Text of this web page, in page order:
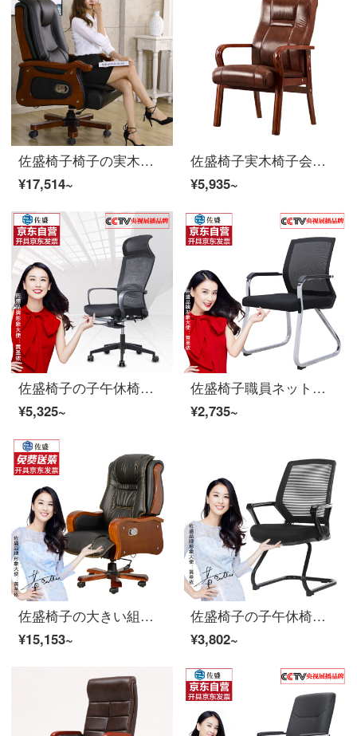
佐盛椅子椅子の実木総裁椅子の人体工学椅子は、回転椅子の西皮に横になることができます。
¥17,514~
佐盛椅子実木椅子会議椅子書斎椅子家庭麻雀椅子茶褐色西皮+ラテックススプリングシートシートシートシートクッション
¥5,935~
佐盛椅子の子午休椅子とレジャー椅子の椅子の社長椅子の社員椅子の人体工学椅子の回転椅子の帯は黒い足を踏みます。
¥5,325~
佐盛椅子職員ネットチェア会議椅子弓形椅子家庭用椅子レジャーチェア
¥2,735~
佐盛椅子の大きい組の椅子の家庭用椅子の子人体工学レジャー椅子の回転椅子は横になることができます。
¥15,153~
佐盛椅子の子午休椅子の人体工学椅子の家庭用回転椅子のネットの椅子のファッション的な椅子のレジャーの椅子の黒色
¥3,802~